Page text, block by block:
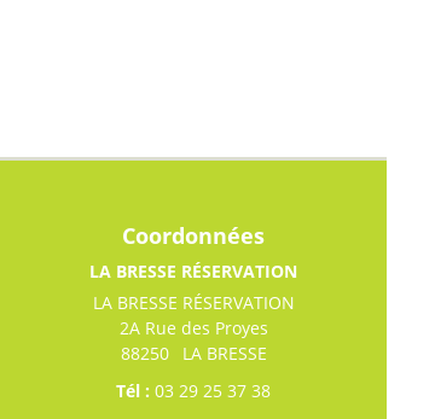
Coordonnées
LA BRESSE RÉSERVATION
LA BRESSE RÉSERVATION
2A Rue des Proyes
88250
LA BRESSE
Tél : 03 29 25 37 38